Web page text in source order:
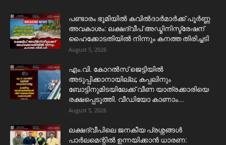
പണ്ടാരം ഭൂമിയിൽ കവിൽദാർമാർക്ക് പൂർണ്ണ
അവകാശം: ലക്ഷദ്വീപ് അഡ്മിനിസ്ട്രേഷന്
ഹൈക്കോടതിയിൽ നിന്നും കനത്ത തിരിച്ചടി
August 5, 2026
​എം.വി. കോറൽസ് ജെട്ടിയിൽ
അടുപ്പിക്കാനായില്ല; കപ്പലിനും
ബോട്ടിനുമിടയിലേക്ക് വീണ യാത്രക്കാരിയെ
രക്ഷപ്പെടുത്തി. വീഡിയോ കാണാം...
August 5, 2026
ലക്ഷദ്വീപിലെ ജനകീയ പ്രശ്നങ്ങൾ
പാർലമെന്റിൽ ഉന്നയിക്കാൻ ധാരണ: